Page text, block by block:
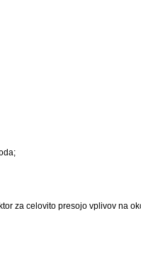
za celovito presojo vplivov na